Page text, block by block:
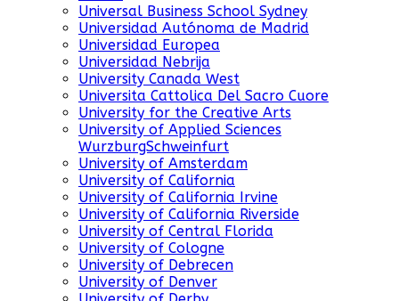
Universal Business School Sydney
Universidad Autónoma de Madrid
Universidad Europea
Universidad Nebrija
University Canada West
Universita Cattolica Del Sacro Cuore
University for the Creative Arts
University of Applied Sciences
WurzburgSchweinfurt
University of Amsterdam
University of California
University of California Irvine
University of California Riverside
University of Central Florida
University of Cologne
University of Debrecen
University of Denver